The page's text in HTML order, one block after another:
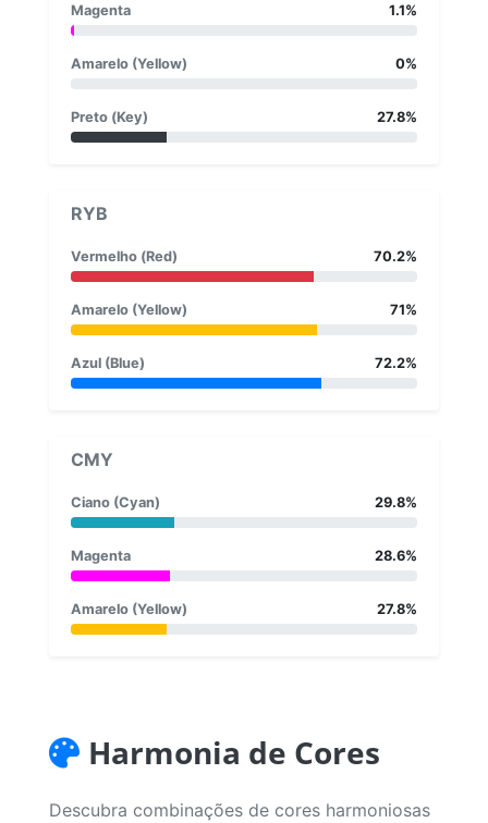
Magenta 1.1%
Amarelo (Yellow) 0%
Preto (Key) 27.8%
RYB
Vermelho (Red) 70.2%
Amarelo (Yellow) 71%
Azul (Blue) 72.2%
CMY
Ciano (Cyan) 29.8%
Magenta 28.6%
Amarelo (Yellow) 27.8%
Harmonia de Cores
Descubra combinações de cores harmoniosas